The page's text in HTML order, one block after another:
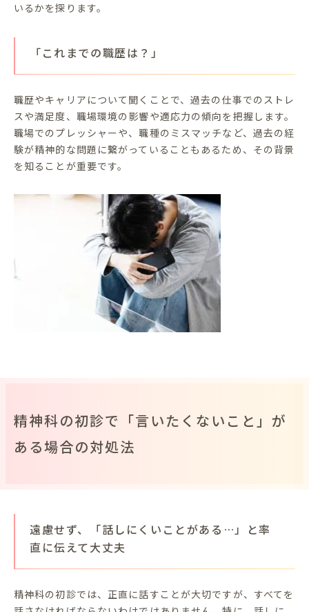
いるかを探ります。
「これまでの職歴は？」
職歴やキャリアについて聞くことで、過去の仕事でのストレ
スや満足度、職場環境の影響や適応力の傾向を把握します。
職場でのプレッシャーや、職種のミスマッチなど、過去の経
験が精神的な問題に繋がっていることもあるため、その背景
を知ることが重要です。
精神科の初診で「言いたくないこと」が
ある場合の対処法
遠慮せず、「話しにくいことがある…」と率
直に伝えて大丈夫
精神科の初診では、正直に話すことが大切ですが、すべてを